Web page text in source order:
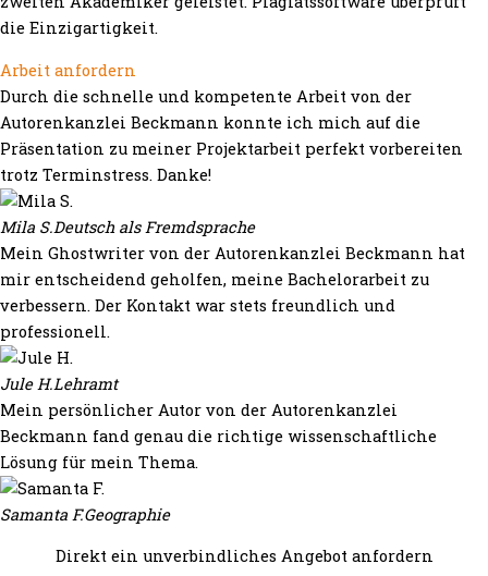
die Einzigartigkeit.
Arbeit anfordern
Durch die schnelle und kompetente Arbeit von der
Autorenkanzlei Beckmann konnte ich mich auf die
Präsentation zu meiner Projektarbeit perfekt vorbereiten
trotz Terminstress. Danke!
Mila S.Deutsch als Fremdsprache
Mein Ghostwriter von der Autorenkanzlei Beckmann hat
mir entscheidend geholfen, meine Bachelorarbeit zu
verbessern. Der Kontakt war stets freundlich und
professionell.
Jule H.Lehramt
Mein persönlicher Autor von der Autorenkanzlei
Beckmann fand genau die richtige wissenschaftliche
Lösung für mein Thema.
Samanta F.Geographie
Direkt ein unverbindliches Angebot anfordern